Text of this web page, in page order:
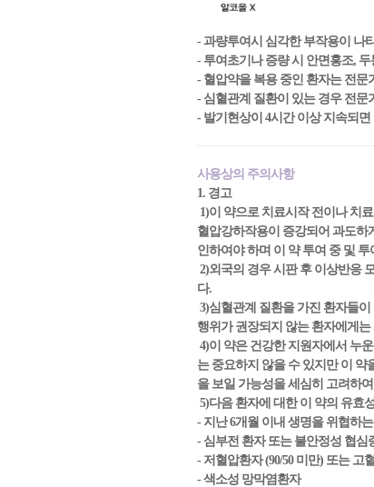
- 과량투여시 심각한 부작용이 나
- 투여초기나 증량 시 안면홍조,
- 혈압약을 복용 중인 환자는 전문
- 심혈관계 질환이 있는 경우 전문
- 발기현상이 4시간 이상 지속되
사용상의 주의사항
1. 경고
1)이 약으로 치료시작 전이나 치
혈압강하작용이 증강되어 과도하
인하여야 하며 이 약 투여 중 및
2)외국의 경우 시판 후 이상반응
다.
3)심혈관계 질환을 가진 환자들
행위가 권장되지 않는 환자에게
4)이 약은 건강한 지원자에서 누
는 중요하지 않을 수 있지만 이 약
을 보일 가능성을 세심히 고려하
5)다음 환자에 대한 이 약의 유효
- 지난 6개월 이내 생명을 위협하
- 심부전 환자 또는 불안정성 협
- 저혈압환자 (90/50 미만) 또는 고
- 색소성 망막염환자